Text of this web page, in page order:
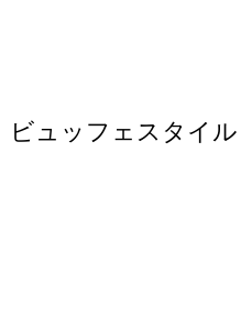
ビュッフェスタイル